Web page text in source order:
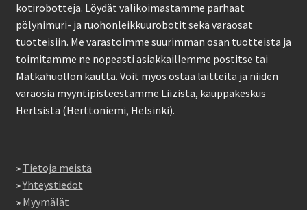
kotirobotteja. Löydät valikoimastamme parhaat
pölynimuri- ja ruohonleikkuurobotit sekä varaosat
tuotteisiin. Me varastoimme suurimman osan tuotteista ja
toimitamme ne nopeasti asiakkaillemme postitse tai
Matkahuollon kautta. Voit myös ostaa laitteita ja niiden
varaosia myyntipisteestämme Liizista, kauppakeskus
Hertsistä (Herttoniemi, Helsinki).
» Tietoja meistä
»Yhteystiedot
» Myymälät